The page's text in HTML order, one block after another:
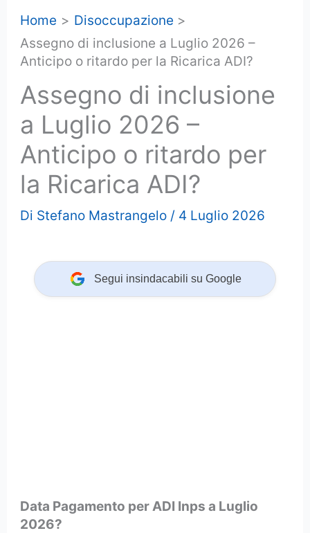
Home
Disoccupazione
Assegno di inclusione a Luglio 2026 –
Anticipo o ritardo per la Ricarica ADI?
Assegno di inclusione
a Luglio 2026 –
Anticipo o ritardo per
la Ricarica ADI?
Di Stefano Mastrangelo / 4 Luglio 2026
Segui insindacabili su Google
Data Pagamento per ADI Inps a Luglio
2026?